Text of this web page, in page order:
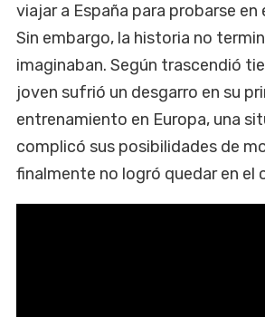
viajar a España para probarse en
Sin embargo, la historia no
imaginaban. Según trascendió
joven sufrió un desgarro en su
entrenamiento en Europa, una
complicó sus posibilidades de
finalmente no logró quedar en el